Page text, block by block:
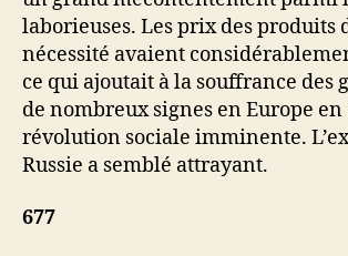
laborieuses. Les prix des produits
nécessité avaient
ce qui ajoutait à la souffrance des
de nombreux signes en Europe en
révolution sociale imminente.
Russie a semblé attrayant.
677